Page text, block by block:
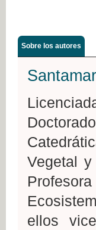
Sobre los autores
Vegetal
ellos